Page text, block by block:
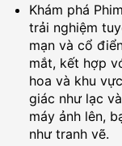
Khám phá
trải nghiệm
mạn và cổ
mắt, kết hợp
hoa và khu
giác như lạc
máy ảnh lên,
như tranh vẽ.